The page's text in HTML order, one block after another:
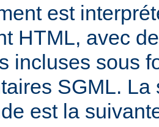
est
HTML, avec
incluses sous
SGML. La
est la